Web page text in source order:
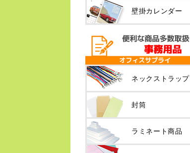
壁掛カレンダー
ネックストラップ
封筒
ラミネート商品